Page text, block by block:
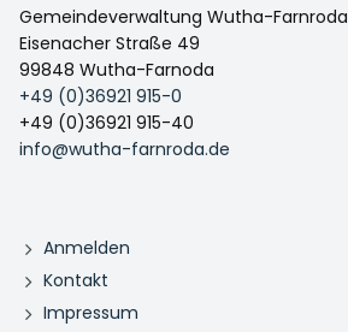
Gemeindeverwaltung Wutha-Farnroda
Eisenacher Straße 49
99848 Wutha-Farnoda
+49 (0)36921 915-0
+49 (0)36921 915-40
info@wutha-farnroda.de
Anmelden
Kontakt
Impressum